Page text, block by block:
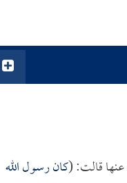
قالت: (كان رسول الله